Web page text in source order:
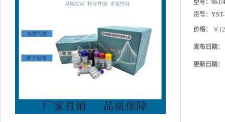
型号： 96T/
货号：
价格： ￥
发布日期：
更新日期：